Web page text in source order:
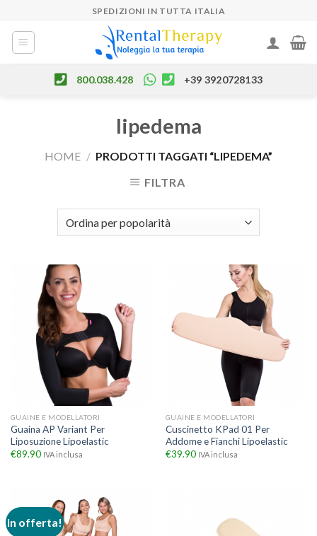
content
SPEDIZIONI IN TUTTA ITALIA
800.038.428 +39 3920728133
lipedema
HOME / PRODOTTI TAGGATI “LIPEDEMA”
FILTRA
GUAINE E MODELLATORI
Guaina AP Variant Per
Liposuzione Lipoelastic
€89.90 IVA inclusa
GUAINE E MODELLATORI
Cuscinetto KPad 01 Per
Addome e Fianchi Lipoelastic
€39.90 IVA inclusa
In offerta!